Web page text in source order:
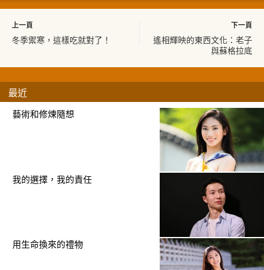
上一頁
冬季禦寒，這樣吃就對了！
下一頁
遙相輝映的東西文化：老子
與蘇格拉底
最近
藝術和修煉隨想
我的選擇，我的責任
用生命換來的禮物